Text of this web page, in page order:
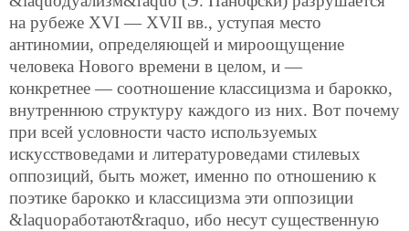
на рубеже XVI — XVII вв., уступая место
антиномии, определяющей и мироощущение
человека Нового времени в целом, и —
конкретнее — соотношение классицизма и барокко,
внутреннюю структуру каждого из них. Вот почему
при всей условности часто используемых
искусствоведами и литературоведами стилевых
оппозиций, быть может, именно по отношению к
поэтике барокко и классицизма эти оппозиции
&laquoработают&raquo, ибо несут существенную